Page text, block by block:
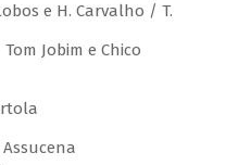
e H. Carvalho / T.
Jobim e Chico